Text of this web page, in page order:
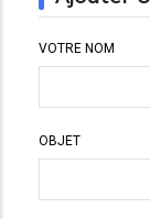
VOTRE NOM
OBJET